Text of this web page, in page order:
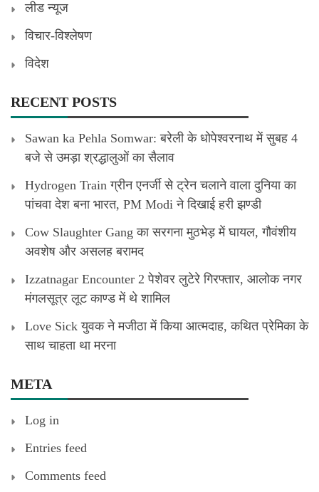
लीड न्यूज
विचार-विश्लेषण
विदेश
RECENT POSTS
Sawan ka Pehla Somwar: बरेली के धोपेश्वरनाथ में सुबह 4
बजे से उमड़ा श्रद्धालुओं का सैलाव
Hydrogen Train ग्रीन एनर्जी से ट्रेन चलाने वाला दुनिया का
पांचवा देश बना भारत, PM Modi ने दिखाई हरी झण्डी
Cow Slaughter Gang का सरगना मुठभेड़ में घायल, गौवंशीय
अवशेष और असलह बरामद
Izzatnagar Encounter 2 पेशेवर लुटेरे गिरफ्तार, आलोक नगर
मंगलसूत्र लूट काण्‍ड में थे शामिल
Love Sick युवक ने मजीठा में किया आत्मदाह, कथित प्रेमिका के
साथ चाहता था मरना
META
Log in
Entries feed
Comments feed